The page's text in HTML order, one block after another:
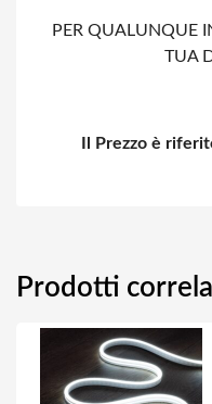
PER QUALUNQUE
TUA
Il Prezzo è
Prodotti